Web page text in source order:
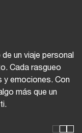
un viaje personal
Cada rasgueo
y emociones. Con
más que un